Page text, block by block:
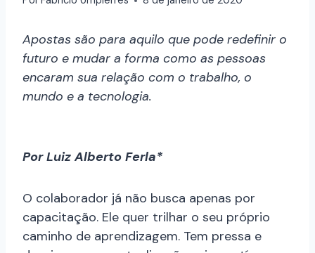
Apostas são para aquilo que pode redefinir o
futuro e mudar a forma como as pessoas
encaram sua relação com o trabalho, o
mundo e a tecnologia.
Por Luiz Alberto Ferla*
O colaborador já não busca apenas por
capacitação. Ele quer trilhar o seu próprio
caminho de aprendizagem. Tem pressa e